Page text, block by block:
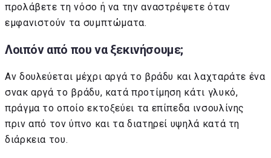
προλάβετε τη νόσο ή να την αναστρέψετε όταν
εμφανιστούν τα συμπτώματα.
Λοιπόν από που να ξεκινήσουμε;
Αν δουλεύεται μέχρι αργά το βράδυ και λαχταράτε ένα
σνακ αργά το βράδυ, κατά προτίμηση κάτι γλυκό,
πράγμα το οποίο εκτοξεύει τα επίπεδα ινσουλίνης
πριν από τον ύπνο και τα διατηρεί υψηλά κατά τη
διάρκεια του.